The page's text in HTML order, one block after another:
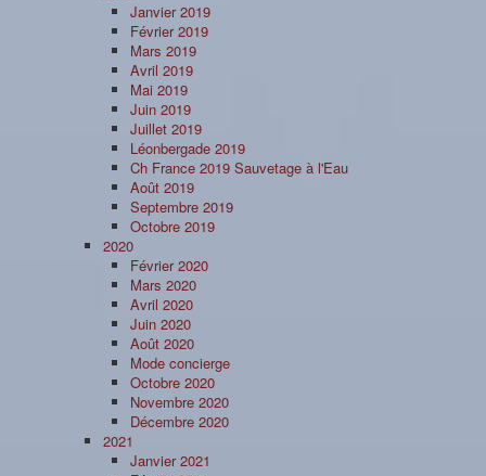
Janvier 2019
Février 2019
Mars 2019
Avril 2019
Mai 2019
Juin 2019
Juillet 2019
Léonbergade 2019
Ch France 2019 Sauvetage à l'Eau
Août 2019
Septembre 2019
Octobre 2019
2020
Février 2020
Mars 2020
Avril 2020
Juin 2020
Août 2020
Mode concierge
Octobre 2020
Novembre 2020
Décembre 2020
2021
Janvier 2021